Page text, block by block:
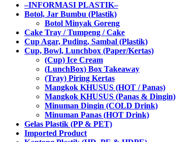
–INFORMASI PLASTIK–
Botol, Jar Bumbu (Plastik)
Botol Minyak Goreng
Cake Tray / Tumpeng / Cake
Cup Agar, Puding, Sambal (Plastik)
Cup, Bowl, Lunchbox (Paper/Kertas)
(Cup) Ice Cream
(LunchBox) Box Takeaway
(Tray) Piring Kertas
Mangkok KHUSUS (HOT / Panas)
Mangkok KHUSUS (Panas & Dingin)
Minuman Dingin (COLD Drink)
Minuman Panas (HOT Drink)
Gelas Plastik (PP & PET)
Imported Product